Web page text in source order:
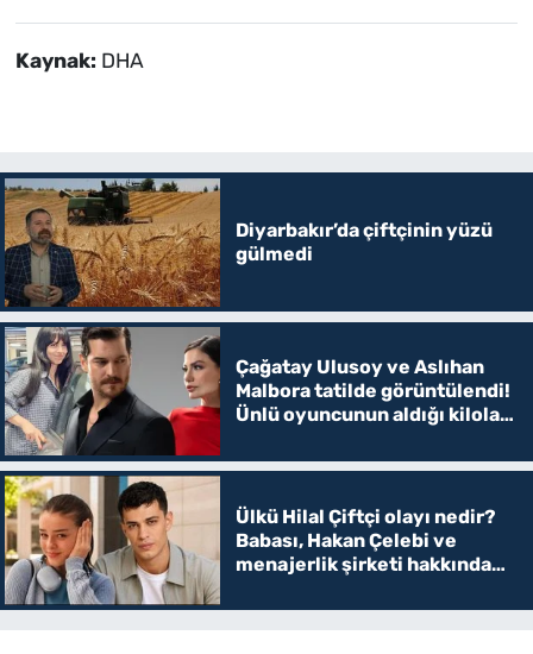
Kaynak: DHA
Diyarbakır’da çiftçinin yüzü
gülmedi
Çağatay Ulusoy ve Aslıhan
Malbora tatilde görüntülendi!
Ünlü oyuncunun aldığı kilolar
Ülkü Hilal Çiftçi olayı nedir?
Babası, Hakan Çelebi ve
menajerlik şirketi hakkında